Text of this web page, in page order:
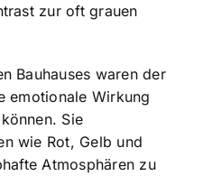
zur oft grauen
Bauhauses waren der
emotionale Wirkung
Sie
wie Rot, Gelb und
Atmosphären zu